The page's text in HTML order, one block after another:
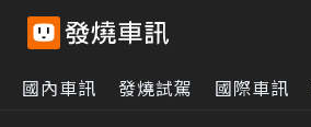
國內車訊 發燒試駕 國際車訊